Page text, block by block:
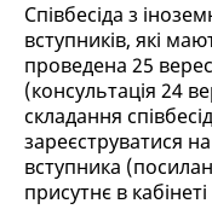
Співбесіда з
вступників, які
проведена 25
(консультація 24
складання
зареєструватися
вступника
присутнє в